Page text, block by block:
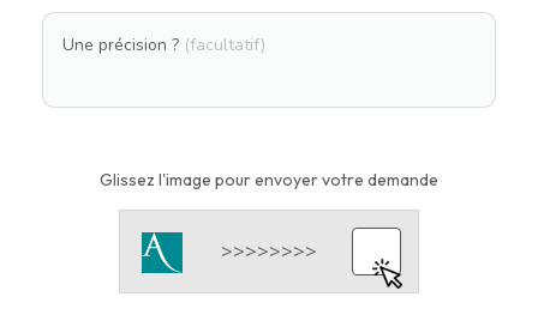
Une précision ? (facultatif)
Glissez l'image pour envoyer votre demande